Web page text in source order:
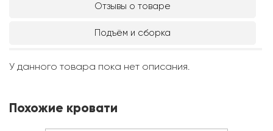
Отзывы о товаре
Подъём и сборка
У данного товара пока нет описания.
Похожие кровати